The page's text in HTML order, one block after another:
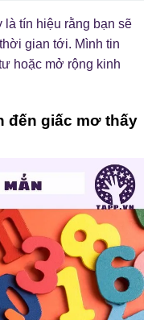
tín hiệu rằng bạn sẽ
gian tới. Mình tin
hoặc mở rộng kinh
đến giấc mơ thấy